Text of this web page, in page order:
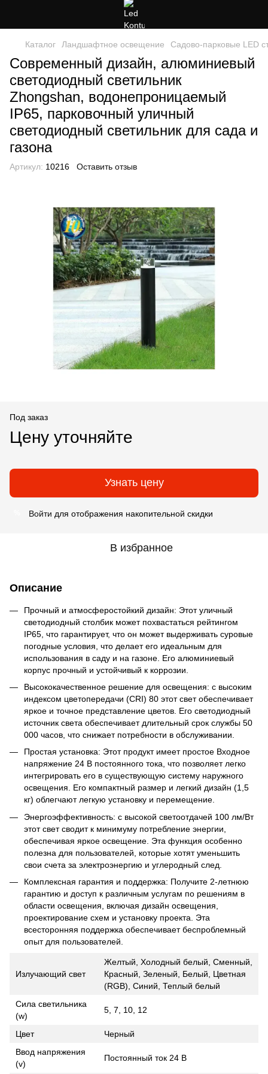
Каталог Ландшафтное освещение Садово-парковые LED
Современный дизайн, алюминиевый
светодиодный светильник
Zhongshan, водонепроницаемый
IP65, парковочный уличный
светодиодный светильник для сада и
газона
Артикул: 10216 Оставить отзыв
Под заказ
Цену уточняйте
Узнать цену
Войти для отображения накопительной скидки
В избранное
Описание
Прочный и атмосферостойкий дизайн: Этот уличный
светодиодный столбик может похвастаться рейтингом
IP65, что гарантирует, что он может выдерживать суровые
погодные условия, что делает его идеальным для
использования в саду и на газоне. Его алюминиевый
корпус прочный и устойчивый к коррозии.
Высококачественное решение для освещения: с высоким
индексом цветопередачи (CRI) 80 этот свет обеспечивает
яркое и точное представление цветов. Его светодиодный
источник света обеспечивает длительный срок службы 50
000 часов, что снижает потребности в обслуживании.
Простая установка: Этот продукт имеет простое Входное
напряжение 24 В постоянного тока, что позволяет легко
интегрировать его в существующую систему наружного
освещения. Его компактный размер и легкий дизайн (1,5
кг) облегчают легкую установку и перемещение.
Энергоэффективность: с высокой светоотдачей 100 лм/Вт
этот свет сводит к минимуму потребление энергии,
обеспечивая яркое освещение. Эта функция особенно
полезна для пользователей, которые хотят уменьшить
свои счета за электроэнергию и углеродный след.
Комплексная гарантия и поддержка: Получите 2-летнюю
гарантию и доступ к различным услугам по решениям в
области освещения, включая дизайн освещения,
проектирование схем и установку проекта. Эта
всесторонняя поддержка обеспечивает беспроблемный
опыт для пользователей.
Излучающий свет
Желтый, Холодный белый, Сменный,
Красный, Зеленый, Белый, Цветная
(RGB), Синий, Теплый белый
Сила светильника
(w)
5, 7, 10, 12
Цвет
Черный
Ввод напряжения
(v)
Постоянный ток 24 В